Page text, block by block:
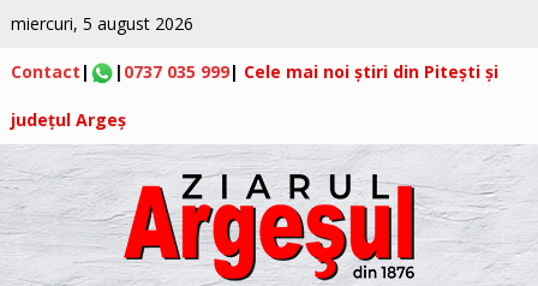
miercuri, 5 august 2026
Contact | | 0737 035 999| Cele mai noi știri din Pitești și
județul Argeș